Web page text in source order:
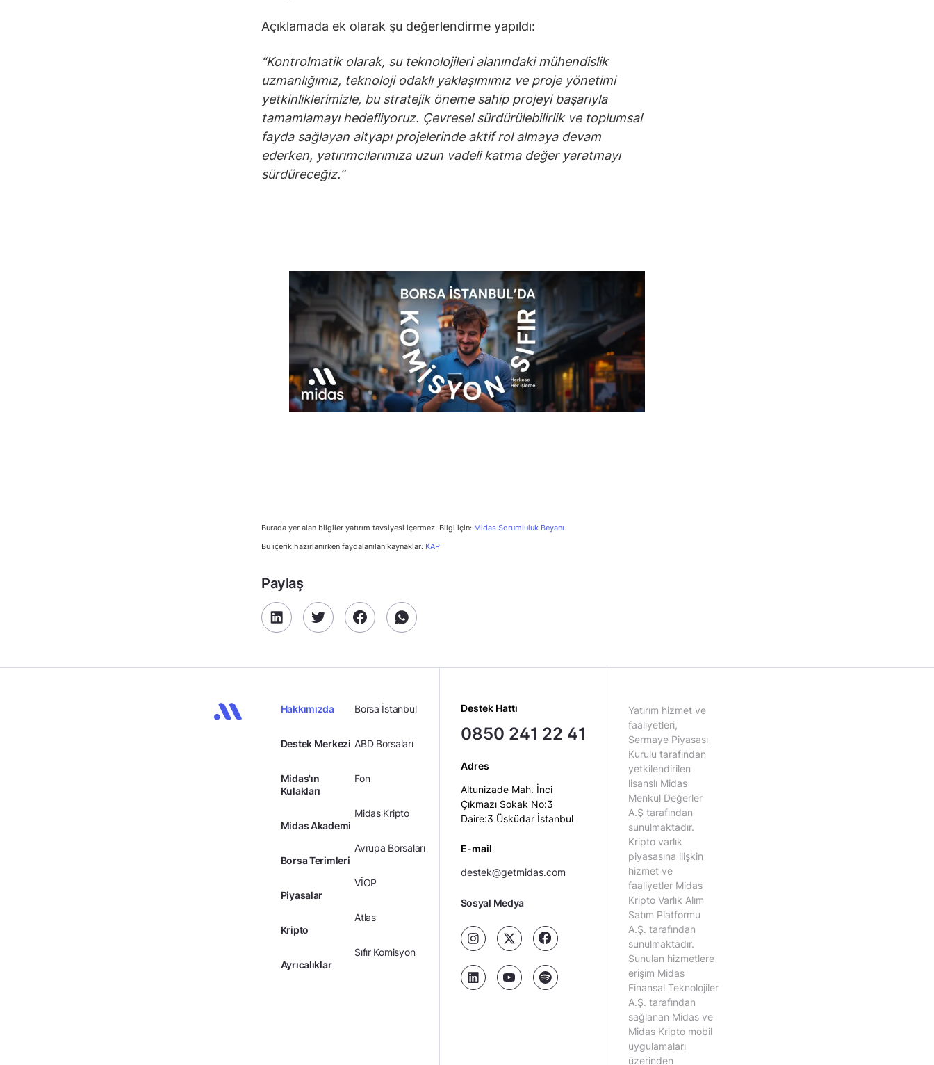
Açıklamada ek olarak şu değerlendirme yapıldı:
“Kontrolmatik olarak, su teknolojileri alanındaki mühendislik
uzmanlığımız, teknoloji odaklı yaklaşımımız ve proje yönetimi
yetkinliklerimizle, bu stratejik öneme sahip projeyi başarıyla
tamamlamayı hedefliyoruz. Çevresel sürdürülebilirlik ve toplumsal
fayda sağlayan altyapı projelerinde aktif rol almaya devam
ederken, yatırımcılarımıza uzun vadeli katma değer yaratmayı
sürdüreceğiz.”
Burada yer alan bilgiler yatırım tavsiyesi içermez. Bilgi için: Midas Sorumluluk Beyanı
Bu içerik hazırlanırken faydalanılan kaynaklar: KAP
Paylaş
Borsa İstanbul’da Bugün: Şirket Haberleri
Ereğli Demir Çelik (EREGL)